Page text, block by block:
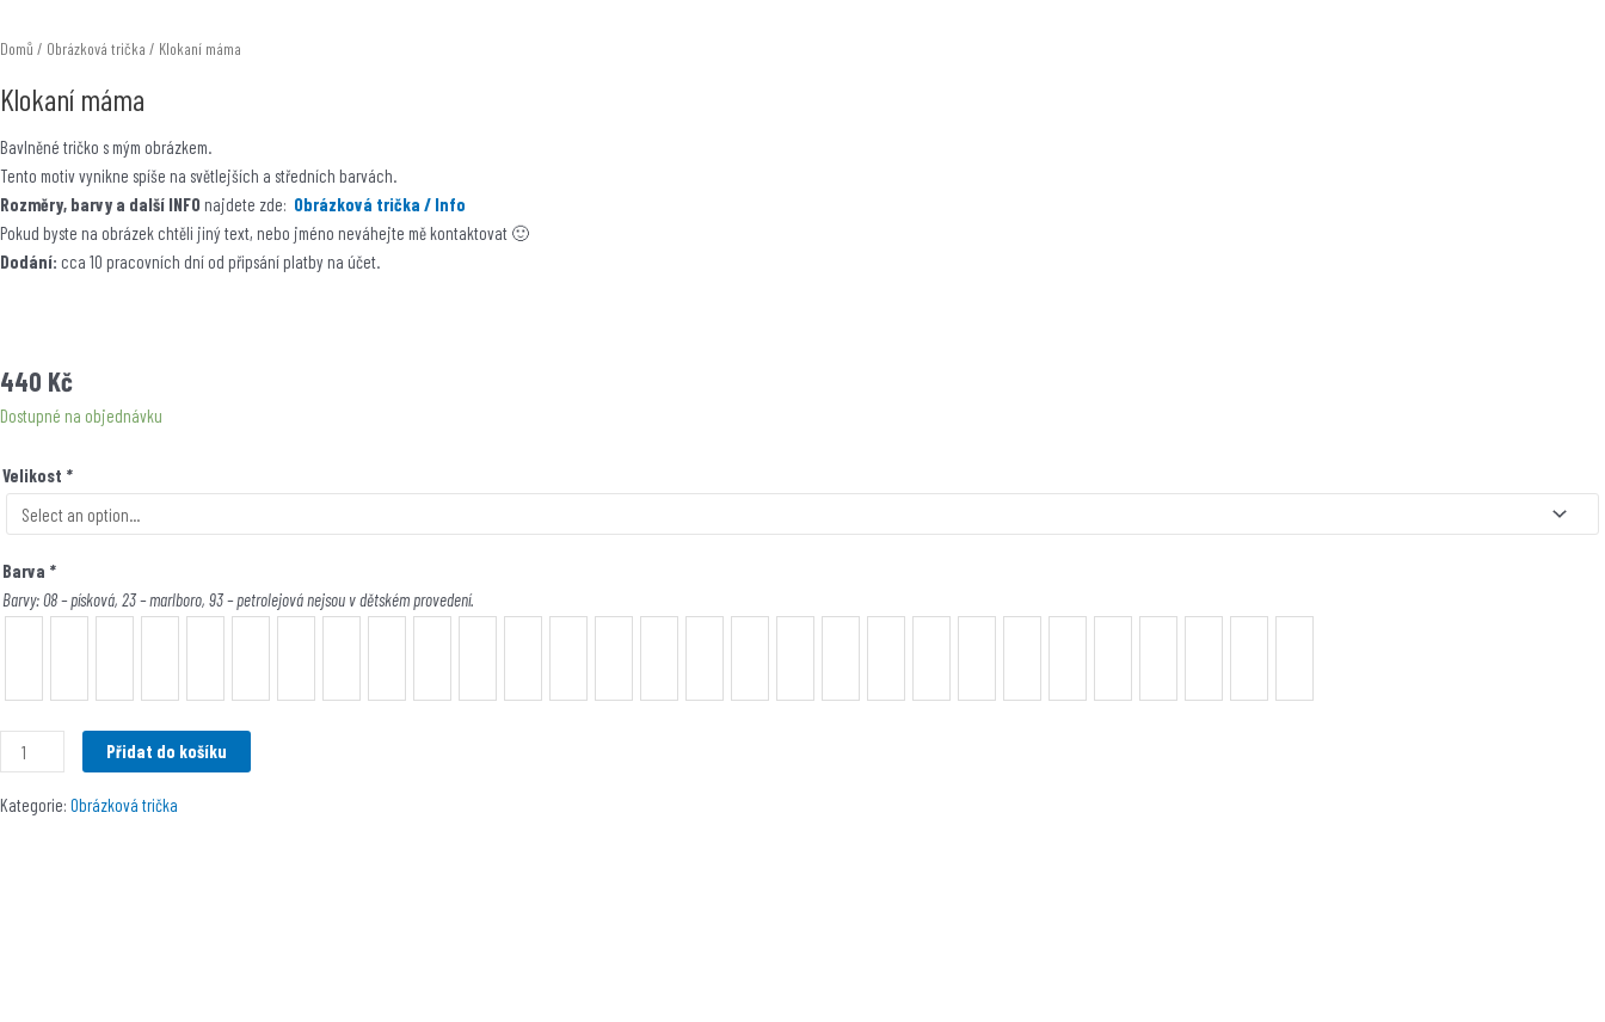
Domů / Obrázková trička / Klokaní máma
Klokaní máma
Bavlněné tričko s mým obrázkem.
Tento motiv vynikne spíše na světlejších a středních barvách.
Rozměry, barvy a další INFO najdete zde: Obrázková trička / Info
Pokud byste na obrázek chtěli jiný text, nebo jméno neváhejte mě kontaktovat 🙂
Dodání: cca 10 pracovních dní od připsání platby na účet.
440 Kč
Dostupné na objednávku
Velikost *
Barva *
Barvy: 08 – písková, 23 – marlboro, 93 – petrolejová nejsou v dětském provedení.
Přidat do košíku
Kategorie: Obrázková trička